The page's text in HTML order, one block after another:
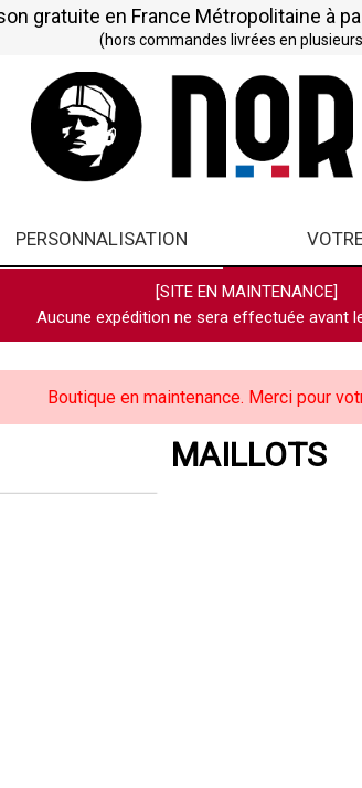
gratuite en France Métropolitaine à
(hors commandes livrées en
PERSONNALISATION
[SITE EN MAINTENANCE]
Aucune expédition ne sera effectuée avant
Boutique en maintenance. Merci pour
MAILLOTS